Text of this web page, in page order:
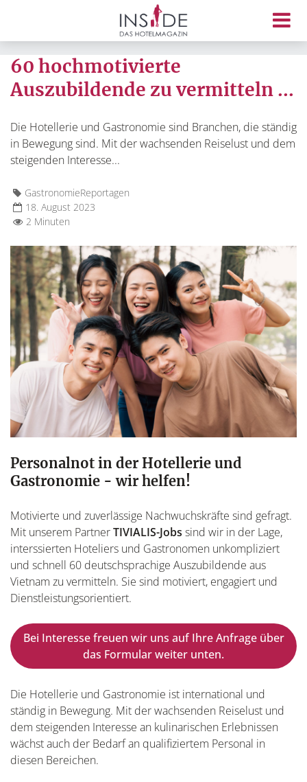
60 hochmotivierte
Auszubildende zu vermitteln ...
Die Hotellerie und Gastronomie sind Branchen, die ständig
in Bewegung sind. Mit der wachsenden Reiselust und dem
steigenden Interesse...
GastronomieReportagen
18. August 2023
2 Minuten
Personalnot in der Hotellerie und
Gastronomie -wir helfen!
Motivierte und zuverlässige Nachwuchskräfte sind gefragt.
Mit unserem PartnerTIVIALIS-Jobs sind wir in der Lage,
interssierten Hoteliers und Gastronomen unkompliziert
und schnell 60 deutschsprachige Auszubildende aus
Vietnam zu vermitteln. Sie sind motiviert, engagiert und
Dienstleistungsorientiert.
Bei Interesse freuen wir uns auf Ihre Anfrage über
das Formular weiter unten.
Die Hotellerie und Gastronomie ist international und
ständig in Bewegung. Mit der wachsenden Reiselust und
dem steigenden Interesse an kulinarischen Erlebnissen
wächst auch der Bedarf an qualifiziertem Personal in
diesen Bereichen.